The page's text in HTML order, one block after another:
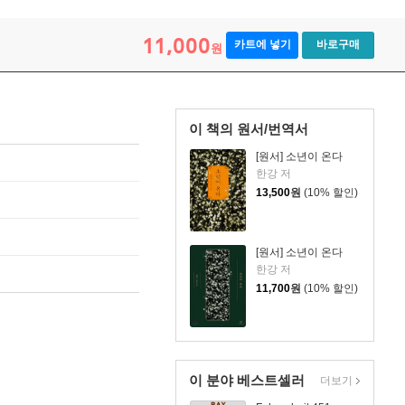
11,000원 카트에 넣기 바로구매
이 책의 원서/번역서
[원서] 소년이 온다
한강 저
13,500원 (10% 할인)
[원서] 소년이 온다
한강 저
11,700원 (10% 할인)
이 분야 베스트셀러 더보기